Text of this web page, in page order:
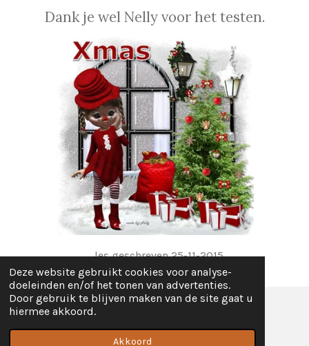
Deze website gebruikt cookies voor analyse-
doeleinden en/of het tonen van advertenties.
Door gebruik te blijven maken van de site gaat u
hiermee akkoord.
Akkoord
Dank je wel Nelly voor het testen.
les geschreven 25-11-2015
© 2018 - 2026 lessen
Powered by